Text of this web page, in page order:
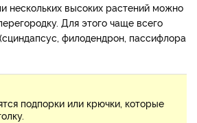
нескольких высоких растений можно
Для этого чаще всего
филодендрон, пассифлора
подпорки или крючки, которые